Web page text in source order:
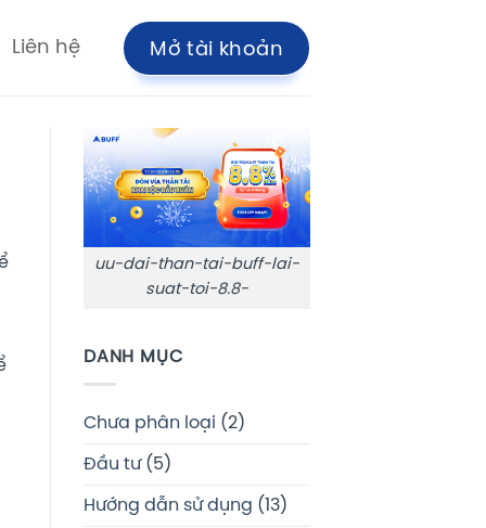
Liên hệ Mở tài khoản
uu-dai-than-tai-buff-lai-
suat-toi-8.8-
DANH MỤC
Chưa phân loại (2)
Đầu tư(5)
Hướng dẫn sử dụng (13)